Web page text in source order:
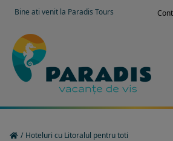
Bine ati venit la Paradis Tours
/ Hoteluri cu Litoralul pentru toti